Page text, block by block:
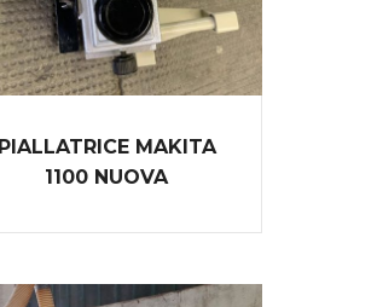
PIALLATRICE MAKITA
1100 NUOVA